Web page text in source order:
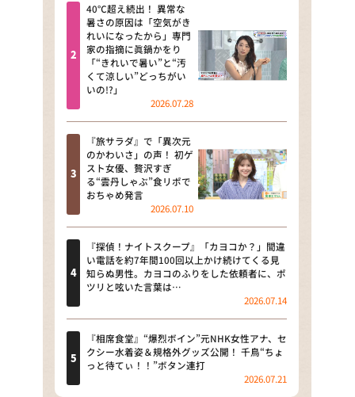
news おかえり
河合＆A.B.C-Z塚田×福井アナ
「なんでやねん！？」（news お
かえり）
DAIGOも台所 ～きょうの献立 何
にする？～
本日はダイアンなり！シーズン２
朝だ！生です旅サラダ
教えて！ニュースライブ 正義の
ミカタ
ＬＩＦＥ～夢のカタチ～
新婚さんいらっしゃい！
ポツンと一軒家
ザキ山小屋本館
40℃超え続出！ 異常な
暑さの原因は「空気がき
れいになったから」専門
家の指摘に眞鍋かをり
「“きれいで暑い”と“汚
くて涼しい”どっちがい
いの!?」
2026.07.28
『旅サラダ』で「異次元
のかわいさ」の声！ 初ゲ
スト女優、贅沢すぎ
る“雲丹しゃぶ”食リポで
おちゃめ発言
2026.07.10
『探偵！ナイトスクープ』「カヨコか？」間違
い電話を約7年間100回以上かけ続けてくる見
知らぬ男性。カヨコのふりをした依頼者に、ポ
ツリと呟いた言葉は…
2026.07.14
『相席食堂』“爆烈ボイン”元NHK女性アナ、セ
クシー水着姿＆規格外グッズ公開！ 千鳥“ちょ
っと待てぃ！！”ボタン連打
2026.07.21